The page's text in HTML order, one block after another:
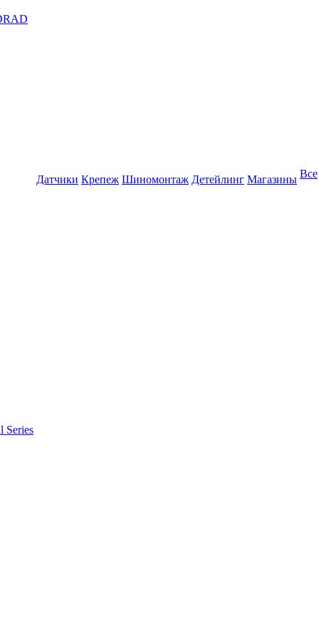
Series
Датчики Крепеж Шиномонтаж Детейлинг Магазины Все